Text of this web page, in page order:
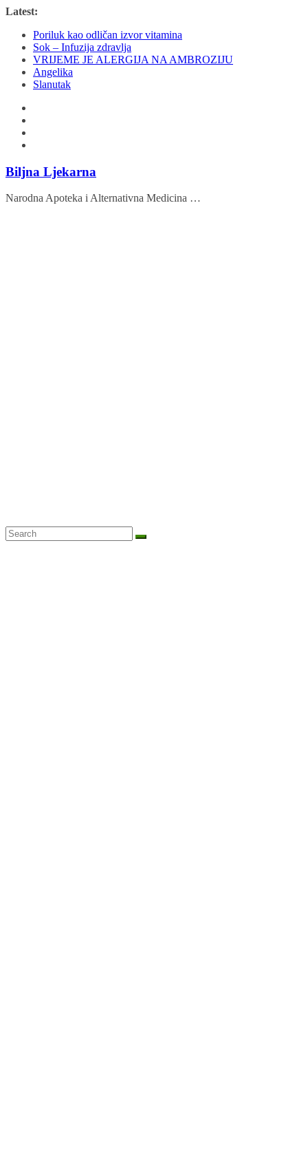
Skip
content
Latest:
Poriluk kao odličan izvor vitamina
Sok – Infuzija zdravlja
VRIJEME JE ALERGIJA NA AMBROZIJU
Angelika
Slanutak
Biljna Ljekarna
Narodna Apoteka i Alternativna Medicina …